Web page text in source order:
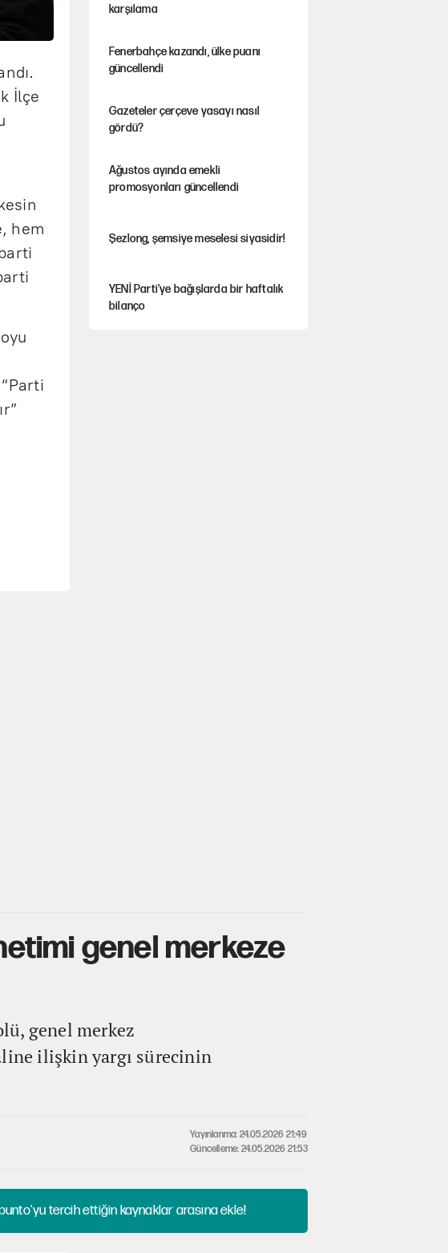
İlçe
hem
karşılama
Fenerbahçe kazandı, ülke puanı
güncellendi
Gazeteler çerçeve yasayı nasıl
gördü?
Ağustos ayında emekli
promosyonları güncellendi
Şezlong, şemsiye meselesi siyasidir!
YENİ Parti'ye bağışlarda bir haftalık
bilanço
genel merkeze
genel merkez
ilişkin yargı sürecinin
Yayınlanma: 24.05.2026 21:49
Güncelleme: 24.05.2026 21:53
tercih ettiğin kaynaklar arasına ekle!